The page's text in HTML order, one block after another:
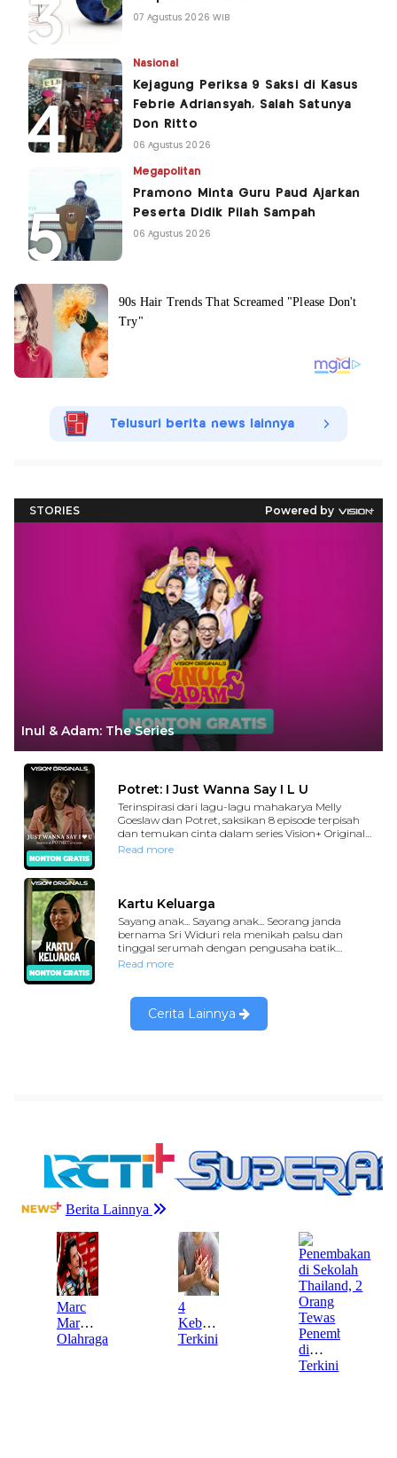
07 Agustus 2026 WIB
Nasional
Kejagung Periksa 9 Saksi di Kasus
Febrie Adriansyah, Salah Satunya
Don Ritto
06 Agustus 2026
Megapolitan
Pramono Minta Guru Paud Ajarkan
Peserta Didik Pilah Sampah
06 Agustus 2026
Telusuri berita news lainnya